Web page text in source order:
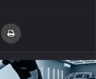
Email'den paylaş